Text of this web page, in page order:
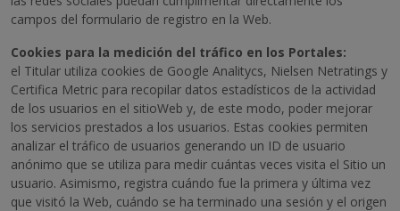
campos del formulario de registro en la Web.
Cookies para la medición del tráfico en los Portales:
el Titular utiliza cookies de Google Analitycs, Nielsen Netratings y
Certifica Metric para recopilar datos estadísticos de la actividad
de los usuarios en el sitioWeb y, de este modo, poder mejorar
los servicios prestados a los usuarios. Estas cookies permiten
analizar el tráfico de usuarios generando un ID de usuario
anónimo que se utiliza para medir cuántas veces visita el Sitio un
usuario. Asimismo, registra cuándo fue la primera y última vez
que visitó la Web, cuándo se ha terminado una sesión y el origen